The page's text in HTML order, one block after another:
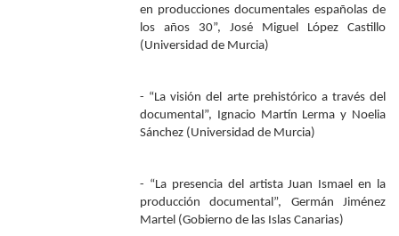
en producciones documentales españolas de
los años 30”, José Miguel López Castillo
(Universidad de Murcia)
- “La visión del arte prehistórico a través del
documental”, Ignacio Martín Lerma y Noelia
Sánchez (Universidad de Murcia)
- “La presencia del artista Juan Ismael en la
producción documental”, Germán Jiménez
Martel (Gobierno de las Islas Canarias)